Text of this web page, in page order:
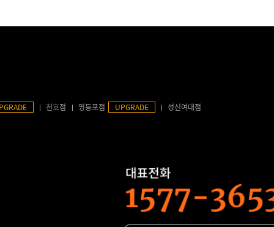
천호점 영등포점 UPGRADE 성신여대점